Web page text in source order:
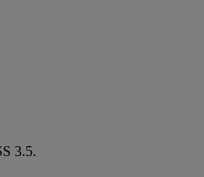
3.5.